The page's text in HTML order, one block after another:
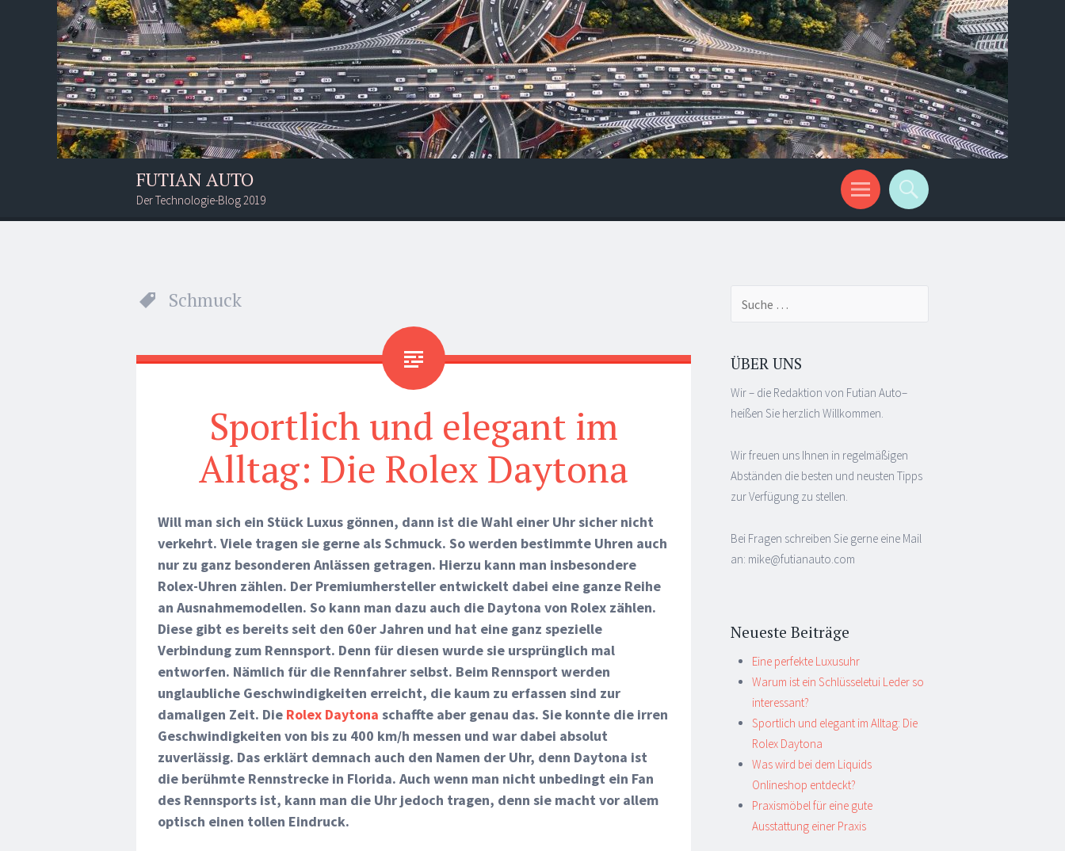
FUTIAN AUTO
Der Technologie-Blog 2019
Menü
Suchen
Schmuck
Sportlich und elegant im
Alltag: Die Rolex Daytona
Will man sich ein Stück Luxus gönnen, dann ist die Wahl einer Uhr sicher nicht
verkehrt. Viele tragen sie gerne als Schmuck. So werden bestimmte Uhren auch
nur zu ganz besonderen Anlässen getragen. Hierzu kann man insbesondere
Rolex-Uhren zählen. Der Premiumhersteller entwickelt dabei eine ganze Reihe
an Ausnahmemodellen. So kann man dazu auch die Daytona von Rolex zählen.
Diese gibt es bereits seit den 60er Jahren und hat eine ganz spezielle
Verbindung zum Rennsport. Denn für diesen wurde sie ursprünglich mal
entworfen. Nämlich für die Rennfahrer selbst. Beim Rennsport werden
unglaubliche Geschwindigkeiten erreicht, die kaum zu erfassen sind zur
damaligen Zeit. Die Rolex Daytona schaffte aber genau das. Sie konnte die irren
Geschwindigkeiten von bis zu 400 km/h messen und war dabei absolut
zuverlässig. Das erklärt demnach auch den Namen der Uhr, denn Daytona ist
die berühmte Rennstrecke in Florida. Auch wenn man nicht unbedingt ein Fan
des Rennsports ist, kann man die Uhr jedoch tragen, denn sie macht vor allem
optisch einen tollen Eindruck.
ÜBER UNS
Wir – die Redaktion von Futian Auto–
heißen Sie herzlich Willkommen.
Wir freuen uns Ihnen in regelmäßigen
Abständen die besten und neusten Tipps
zur Verfügung zu stellen.
Bei Fragen schreiben Sie gerne eine Mail
an: mike@futianauto.com
Neueste Beiträge
Eine perfekte Luxusuhr
Warum ist ein Schlüsseletui Leder so
interessant?
Sportlich und elegant im Alltag: Die
Rolex Daytona
Was wird bei dem Liquids
Onlineshop entdeckt?
Praxismöbel für eine gute
Ausstattung einer Praxis